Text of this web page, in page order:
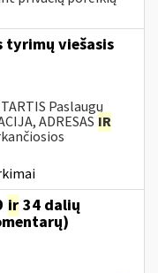
tyrimų viešasis
Paslaugų
ADRESAS IR
ir 34 dalių